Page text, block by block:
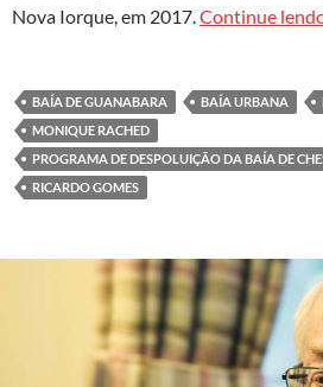
Nova Iorque, em 2017.Continue
BAÍA DE GUANABARA BAÍA URBANA
MONIQUE RACHED
PROGRAMA DE DESPOLUIÇÃO DA BAÍA DE
RICARDO GOMES